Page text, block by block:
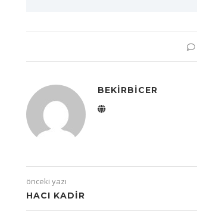
BEKIRBICER
önceki yazı
HACI KADIR